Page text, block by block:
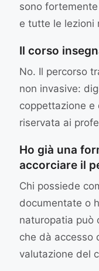
sono
e tutte le lezioni
Il corso
No. Il percorso
non invasive:
coppettazione e
riservata ai
Ho già una
accorciare il
Chi possiede
documentate o
naturopatia può
che dà accesso
valutazione del